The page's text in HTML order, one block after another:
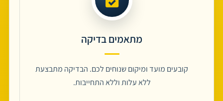
מתאמים בדיקה
קובעים מועד ומיקום שנוחים לכם. הבדיקה מתבצעת
ללא עלות וללא התחייבות.